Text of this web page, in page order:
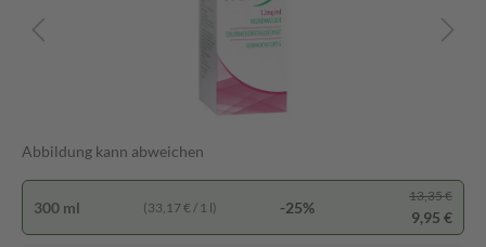
Abbildung kann abweichen
300 ml (33,17 € / 1 l) -25%
13,35 €
9,95 €